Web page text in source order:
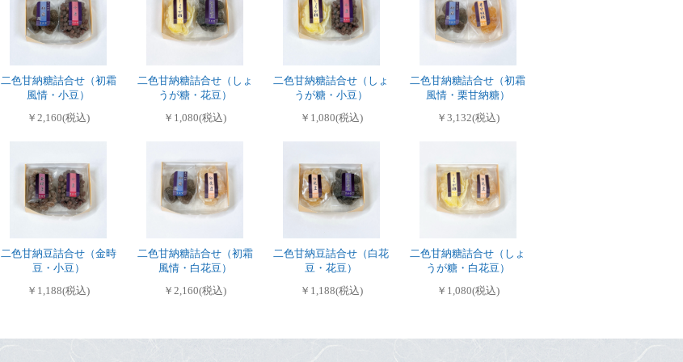
二色甘納糖詰合せ（初霜
風情・小豆）
￥2,160(税込)
二色甘納糖詰合せ（しょ
うが糖・花豆）
￥1,080(税込)
二色甘納糖詰合せ（しょ
うが糖・小豆）
￥1,080(税込)
二色甘納糖詰合せ（初霜
風情・栗甘納糖）
￥3,132(税込)
二色甘納豆詰合せ（金時
豆・小豆）
￥1,188(税込)
二色甘納糖詰合せ（初霜
風情・白花豆）
￥2,160(税込)
二色甘納豆詰合せ（白花
豆・花豆）
￥1,188(税込)
二色甘納糖詰合せ（しょ
うが糖・白花豆）
￥1,080(税込)